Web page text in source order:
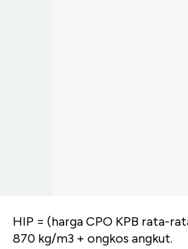
HIP = (harga CPO KPB rata-
870 kg/m3 + ongkos angkut.